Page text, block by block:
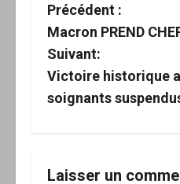
N
a
v
Précédent :
Macron PREND
Suivant:
Victoire historique
soignants
Laisser un